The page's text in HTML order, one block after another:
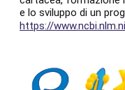
e lo sviluppo di un
https://